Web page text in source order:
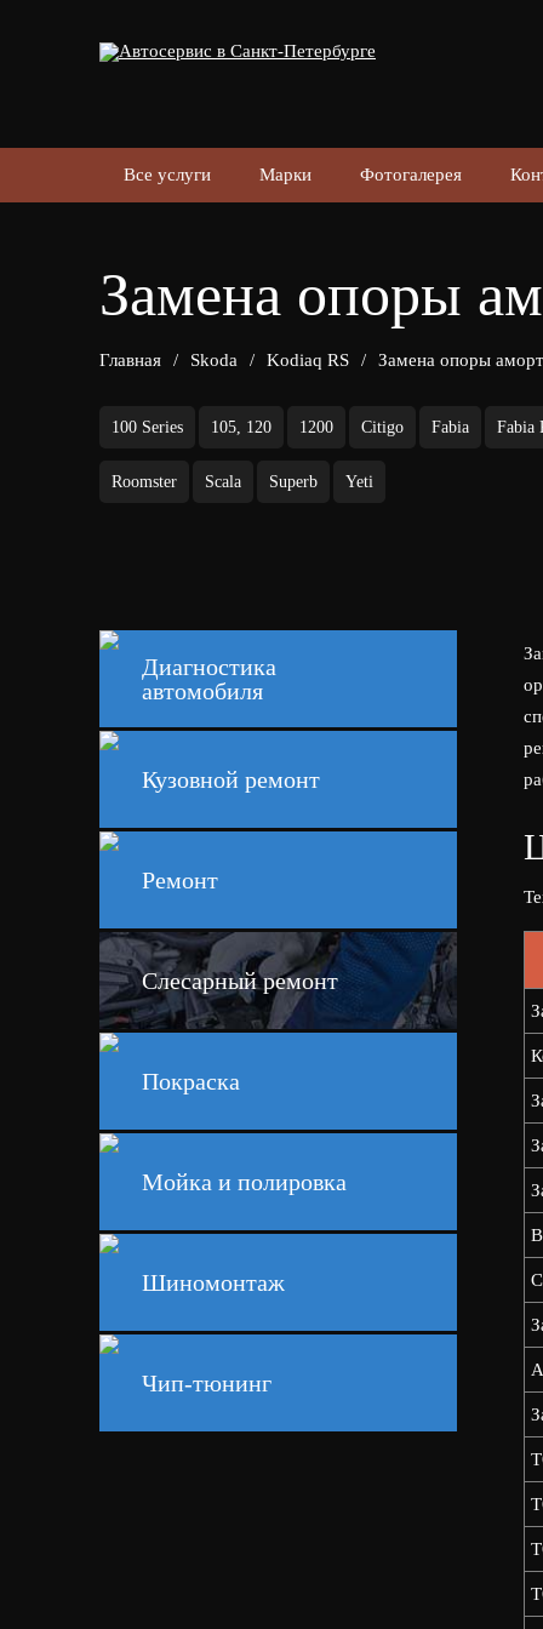
Все услуги Марки Фотогалерея
Замена опоры
Главная / Skoda / Kodiaq RS / Замена опоры
100 Series 105, 120 1200 Citigo Fabia Fabia
Roomster Scala Superb Yeti
Диагностика
автомобиля
Кузовной ремонт
Ремонт
Слесарный ремонт
Покраска
Мойка и полировка
Шиномонтаж
Чип-тюнинг